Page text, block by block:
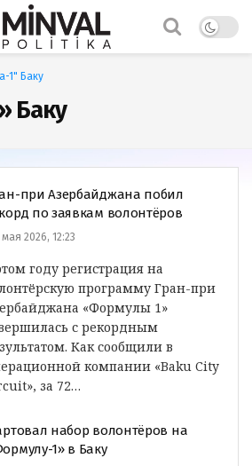
1" Баку
Баку
при Азербайджана побил
по заявкам волонтёров
2026, 12:23
году регистрация на
программу Гран-при
«Формулы 1»
с рекордным
Как сообщили в
компании «Baku City
за 72…
набор волонтёров на
1» в Баку